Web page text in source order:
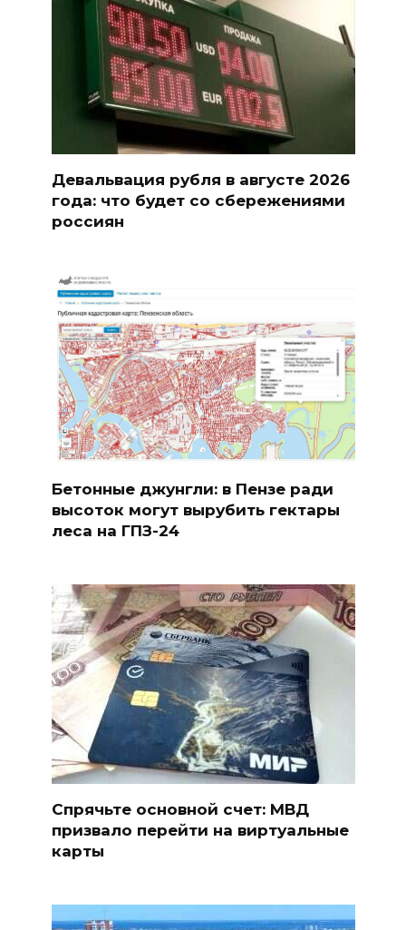
Девальвация рубля в августе 2026
года: что будет со сбережениями
россиян
Бетонные джунгли: в Пензе ради
высоток могут вырубить гектары
леса на ГПЗ-24
Спрячьте основной счет: МВД
призвало перейти на виртуальные
карты